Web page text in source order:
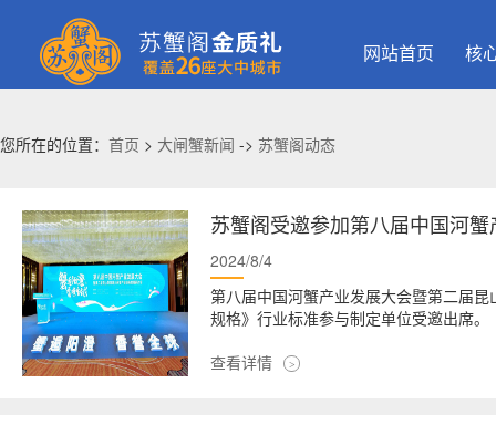
网站首页 核
您所在的位置： 首页 > 大闸蟹新闻 -> 苏蟹阁动态
苏蟹阁受邀参加第八届中国河
2024/8/4
第八届中国河蟹产业发展大会暨第二届
规格》行业标准参与制定单位受邀出席。
查看详情